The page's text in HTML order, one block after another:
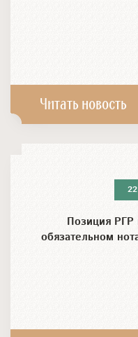
Читать новость
Позиция РГР
обязательном